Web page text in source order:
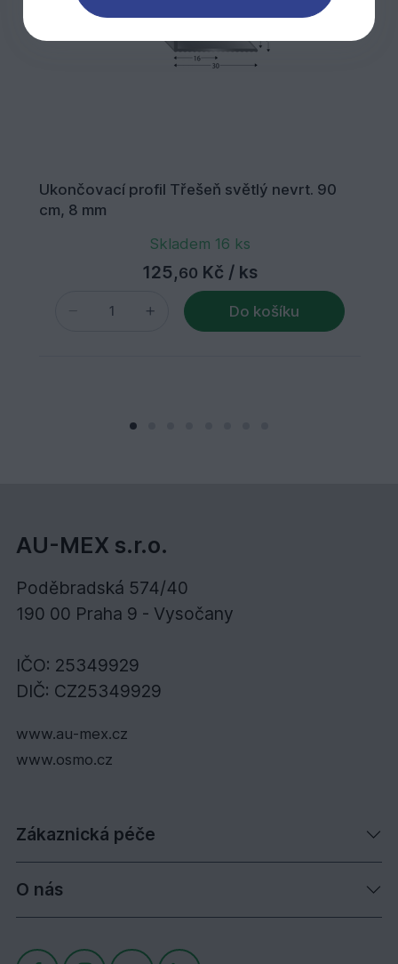
Ukončovací profil Třešeň světlý nevrt. 90
cm, 8 mm
Skladem 16 ks
125,60 Kč / ks
Do košíku
AU-MEX s.r.o.
Poděbradská 574/40
190 00 Praha 9 - Vysočany
IČO: 25349929
DIČ: CZ25349929
www.au-mex.cz
www.osmo.cz
Zákaznická péče
O nás